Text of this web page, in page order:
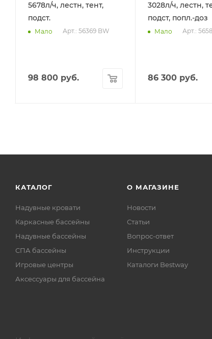
5678л/ч, лестн, тент,
подст.
Мало Арт.: 56369 BW
98 800руб.
3028л/ч, лестн,
подст, попл.-доз
Мало Арт.:
86 300руб.
КАТАЛОГ
Надувные кровати
Каркасные бассейны
Надувные бассейны
СПА бассейны
Игровые центры
Аксессуары для бассейна
О МАГАЗИНЕ
Новости
Статьи
Вопрос-ответ
Инструкции
Каталоги Bestway